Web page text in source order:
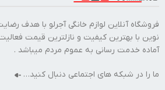
فروشگاه آنلاین لوازم خانگی آجرلو با هدف
نوین با بهترین کیفیت و نازلترین قیمت
آماده خدمت رسانی به عموم مردم میباشد .
ما را در شبکه های اجتماعی دنبال کنید…